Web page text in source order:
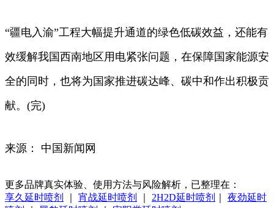
“疆电入渝”工程大幅提升通道的绿色低碳效益，还能有
效缓解我国西南地区用电紧张问题，在保障国家能源安
全的同时，也将为国家推进碳达峰、碳中和作出积极贡
献。(完)
来源： 中国新闻网
更多品牌真实体验、使用方法与风险解析，已整理在：
享久延时喷剂
宵战延时喷剂 2H2D延时喷剂
夜劲延时